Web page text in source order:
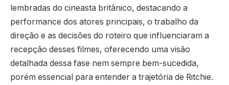
lembradas do cineasta britânico, destacando a
performance dos atores principais, o trabalho da
direção e as decisões do roteiro que influenciaram a
recepção desses filmes, oferecendo uma visão
detalhada dessa fase nem sempre bem-sucedida,
porém essencial para entender a trajetória de Ritchie.